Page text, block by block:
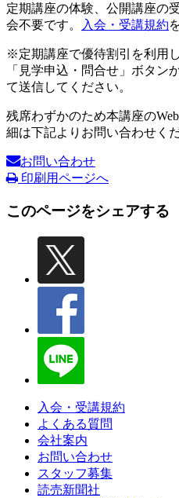
定期講座の体験、公開講座の
会不要です。
入会・受講規約
※定期講座で優待割引を利用
「見学申込・問合せ」ボタン
て送信してください。
残席わずかのため本講座の
細は下記よりお問い合わせくだ
お問い合わせ
印刷用ページへ
このページをシェアする
入会・受講規約
よくある質問
会社案内
お問い合わせ
スタッフ募集
読売新聞社